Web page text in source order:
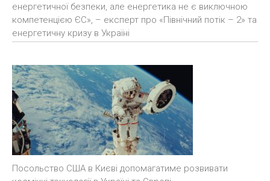
енергетичної безпеки, але енергетика не є виключною
компетенцією ЄС», – експерт про «Північний потік – 2» та
енергетичну кризу в Україні
Посольство США в Києві допомагатиме розвивати